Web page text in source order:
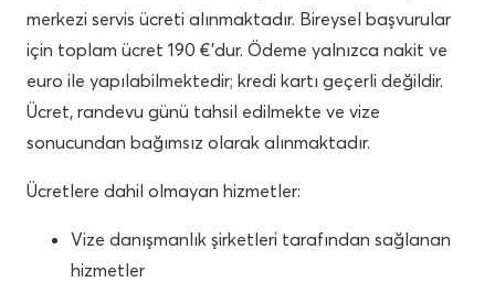
merkezi servis ücreti alınmaktadır. Bireysel başvurular
için toplam ücret 190 €’dur. Ödeme yalnızca nakit ve
euro ile yapılabilmektedir; kredi kartı geçerli değildir.
Ücret, randevu günü tahsil edilmekte ve vize
sonucundan bağımsız olarak alınmaktadır.
Ücretlere dahil olmayan hizmetler:
Vize danışmanlık şirketleri tarafından sağlanan
hizmetler